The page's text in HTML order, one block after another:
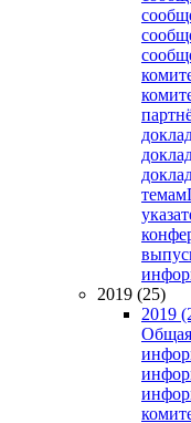
темам
2019 (25)
2019